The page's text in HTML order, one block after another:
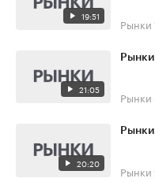
19:51 Рынки
21:05 Рынки
20:20 Рынки